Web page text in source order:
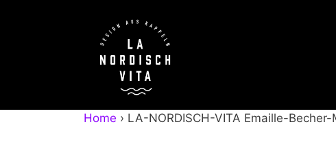
Home › LA-NORDISCH-VITA Emaille-